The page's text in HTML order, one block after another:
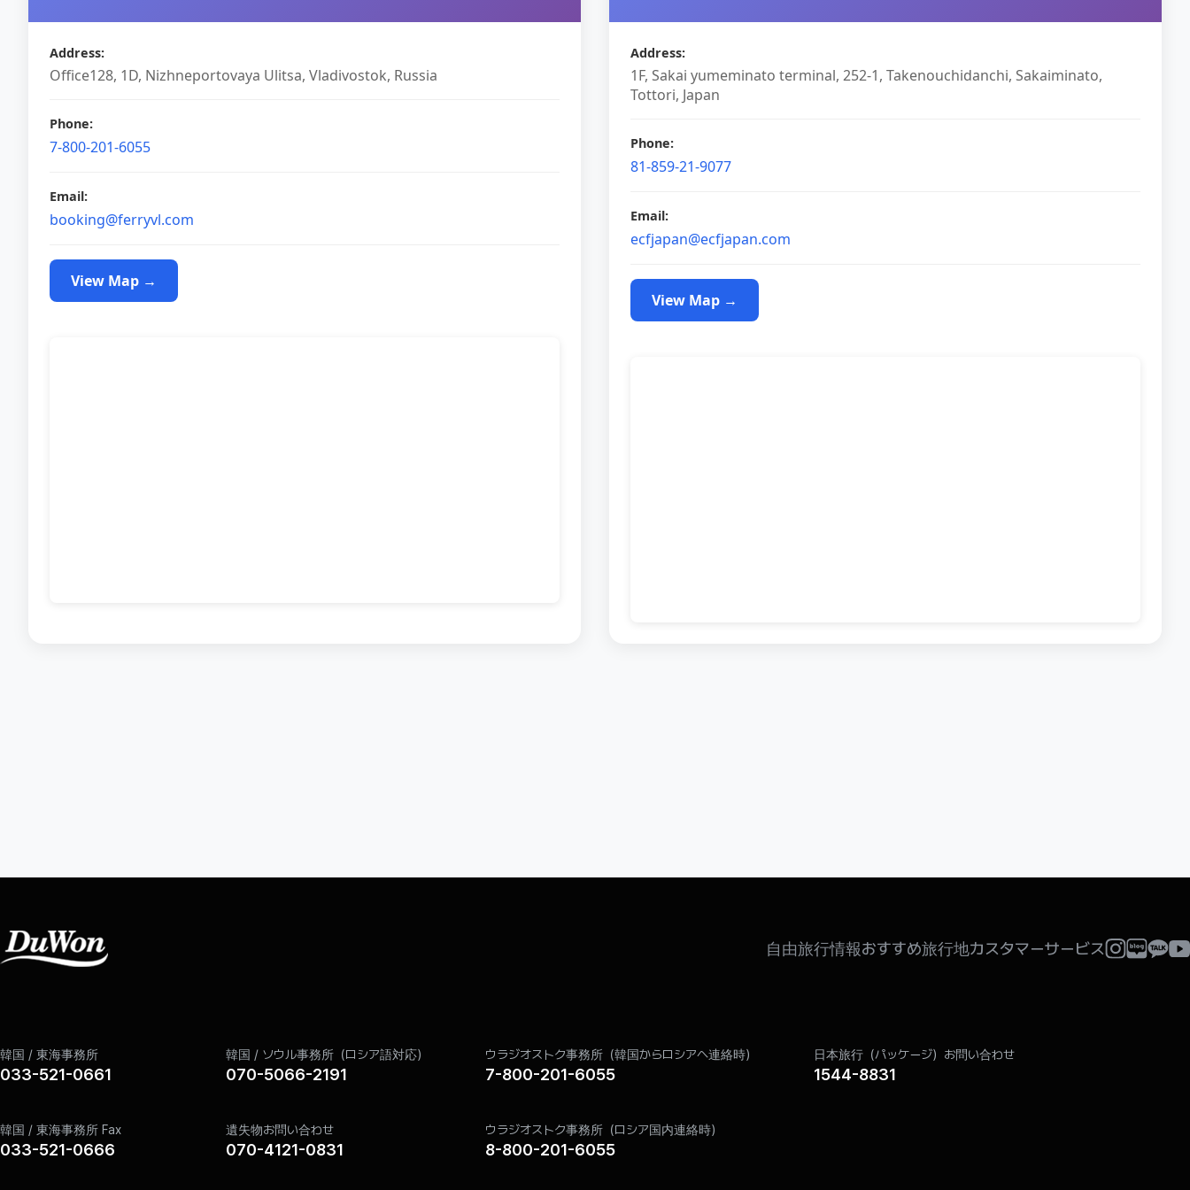
Address:
Office128, 1D, Nizhneportovaya Ulitsa, Vladivostok, Russia
Phone:
7-800-201-6055
Email:
booking@ferryvl.com
View Map →
Address:
1F, Sakai yumeminato terminal, 252-1, Takenouchidanchi, Sakaiminato,
Tottori, Japan
Phone:
81-859-21-9077
Email:
ecfjapan@ecfjapan.com
View Map →
自由旅行情報おすすめ旅行地カスタマーサービス
韓国 / 東海事務所
033-521-0661
韓国 / 東海事務所 Fax
033-521-0666
韓国 / ソウル事務所（ロシア語対応）
070-5066-2191
遺失物お問い合わせ
070-4121-0831
ウラジオストク事務所（韓国からロシアへ連絡時）
7-800-201-6055
ウラジオストク事務所（ロシア国内連絡時）
8-800-201-6055
日本旅行（パッケージ）お問い合わせ
1544-8831